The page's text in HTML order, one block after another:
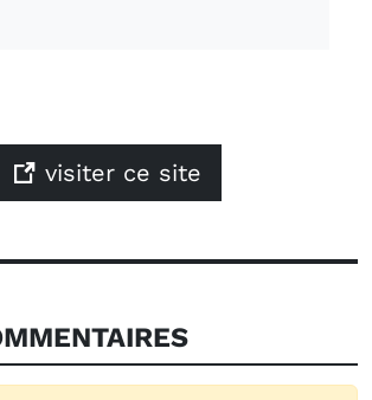
visiter ce site